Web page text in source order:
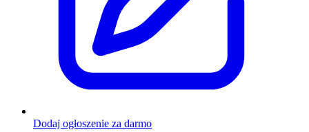
Dodaj ogłoszenie za darmo